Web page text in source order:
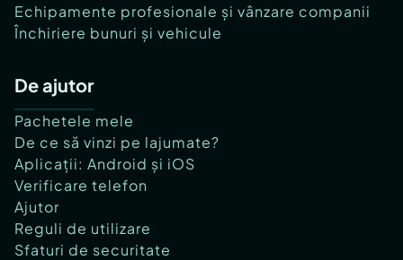
Echipamente profesionale și vânzare companii
Închiriere bunuri și vehicule
De ajutor
Pachetele mele
De ce să vinzi pe lajumate?
Aplicații: Android și iOS
Verificare telefon
Ajutor
Reguli de utilizare
Sfaturi de securitate